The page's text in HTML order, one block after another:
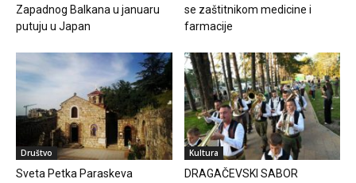
Zapadnog Balkana u januaru
putuju u Japan
se zaštitnikom medicine i
farmacije
Društvo
Sveta Petka Paraskeva
Kultura
DRAGAČEVSKI SABOR